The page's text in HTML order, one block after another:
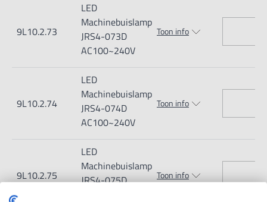
De buislamp heeft een beschermingsgraad van IP67.
Het voorschakelapparaat heeft geen beschermingsgraad.
Kabellengte: 1,8 meter (70") snoer
Trillingsbestendig: 10-55 Hz
LED-levensduur: 50.000 uur
7 watt (1100lm)
JRS4-072D:
14 watt (2100lm)
9L10.2.73
LED
Machinebuislamp
JRS4-073D
AC100~240V
Toon info
9L10.2.74
LED
Machinebuislamp
JRS4-074D
AC100~240V
Toon info
9L10.2.75
LED
Machinebuislamp
JRS4-075D
Toon info